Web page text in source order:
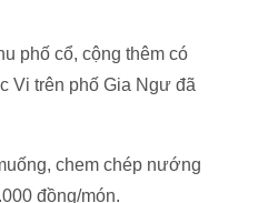
phố cổ, cộng thêm có
Vi trên phố Gia Ngư đã
chem chép nướng
đồng/món.